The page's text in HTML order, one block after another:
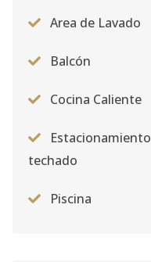
Area de Lavado
Balcón
Cocina Caliente
Estacionamiento
techado
Piscina